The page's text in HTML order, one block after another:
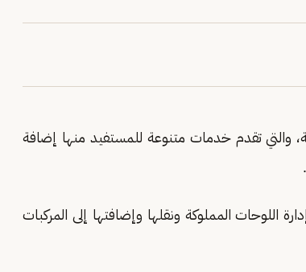
والتي تقدم خدمات متنوعة للمستفيد منها إضافة
اللوحات المملوكة ونقلها وإضافتها إلى المركبات